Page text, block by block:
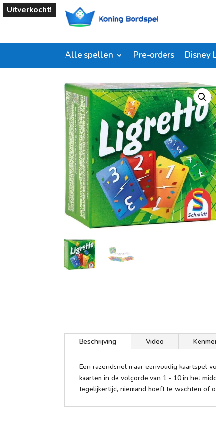
Alle spellen Pre-orders Disney
Uitverkocht!
Shop / Ligretto groen
Beschrijving Video
Een razendsnel maar eenvoudig kaartspel
kaarten in de volgorde van 1 - 10 in het
tegelijkertijd, niemand hoeft te wachten of